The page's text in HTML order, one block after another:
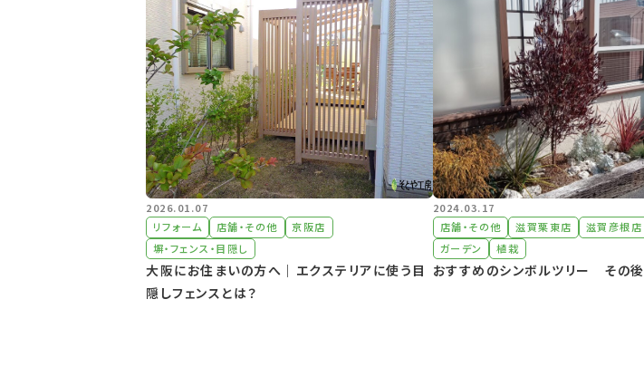
2026.01.07
リフォーム
店舗・その他
京阪店
塀・フェンス・目隠し
大阪にお住まいの方へ｜エクステリアに使う目
隠しフェンスとは？
2024.03.17
店舗・その他
滋賀栗東店 滋賀彦根店
ガーデン
植栽
おすすめのシンボルツリー その後